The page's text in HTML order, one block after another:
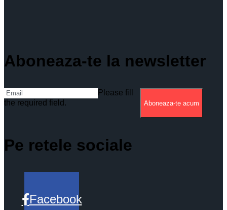
Aboneaza-te la newsletter
Please fill
the required field.
Aboneaza-te acum
Pe retele sociale
Facebook